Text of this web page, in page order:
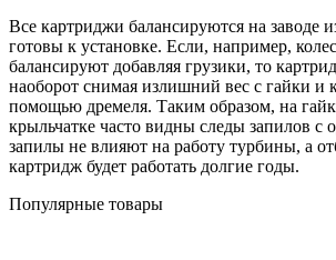
Все картриджи балансируются на заводе
готовы к установке. Если, например,
балансируют добавляя грузики, то
наоборот снимая излишний вес с гайки и
помощью дремеля. Таким образом, на
крыльчатке часто видны следы запилов с
запилы не влияют на работу турбины, а
картридж будет работать долгие годы.
Популярные товары